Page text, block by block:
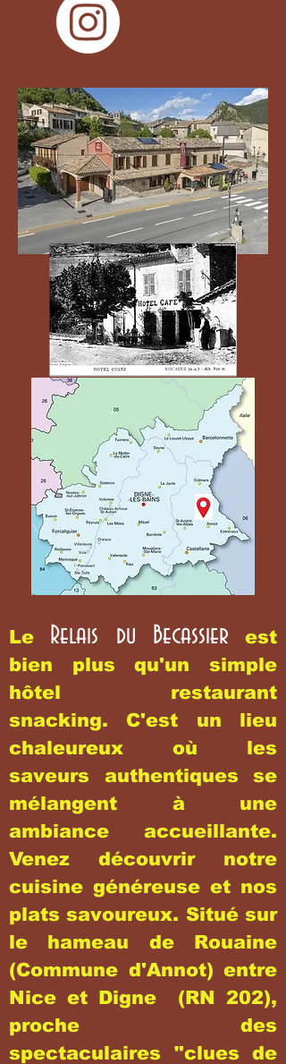
Le Relais du Becassier est
bien plus qu'un simple
hôtel restaurant
snacking. C'est un lieu
chaleureux où les
saveurs authentiques se
mélangent à une
ambiance accueillante.
Venez découvrir notre
cuisine généreuse et nos
plats savoureux. Situé sur
le hameau de Rouaine
(Commune d'Annot) entre
Nice et Digne (RN 202),
proche des
spectaculaires "clues de